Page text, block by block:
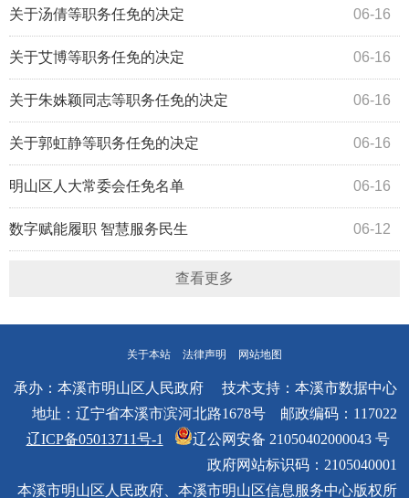
情况 06-16
关于汤倩等职务任免的决定
06-16
关于艾博等职务任免的决定
06-16
关于朱姝颖同志等职务任免的决定
06-16
关于郭虹静等职务任免的决定
06-16
明山区人大常委会任免名单
06-12
数字赋能履职 智慧服务民生
查看更多
关于本站 法律声明 网站地图
承办：本溪市明山区人民政府 技术支持：本溪市数据中心
地址：辽宁省本溪市滨河北路1678号 邮政编码：117022
辽ICP备05013711号-1
辽公网安备 21050402000043 号
政府网站标识码：2105040001
本溪市明山区人民政府、本溪市明山区信息服务中心版权所